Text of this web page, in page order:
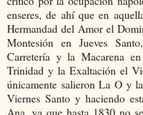
enseres, de ahí que en
Hermandad del Amor el
Montesión en Jueves
Carretería y la Macarena
Trinidad y la Exaltación el
únicamente salieron La O y
Viernes Santo y haciendo
Ana, ya que hasta 1830 no